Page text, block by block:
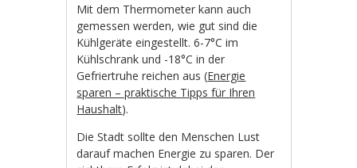
Mit dem Thermometer kann auch
gemessen werden, wie gut sind die
Kühlgeräte eingestellt. 6-7°C im
Kühlschrank und -18°C in der
Gefriertruhe reichen aus (Energie
sparen – praktische Tipps für Ihren
Haushalt).
Die Stadt sollte den Menschen Lust
darauf machen Energie zu sparen. Der